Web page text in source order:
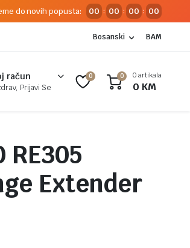
do novih popusta: 00 : 00 : 00 : 00
Bosanski BAM
račun
Prijavi Se
0 0 0 artikala
0 KM
RE305
Extender